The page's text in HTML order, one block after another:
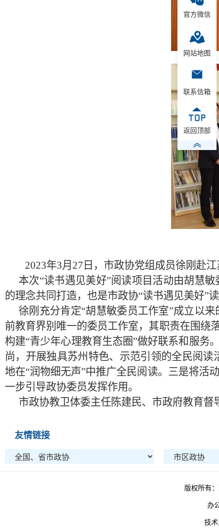
2023年3月27日，市政协党组成员徐刚 赴
本次“读书遇见美好”阅读项目活动由胡慧
的理念共同打造，也是市政协“读书遇见美好”
徐刚 充分肯定“胡慧敏委员工作室”成立以
前教育界别 唯一的委员工作室，其职责在围绕
构建“青少年心理教育生态圈”做好联系和服务
尚，开展独具苏州特色、示范引领的全民阅
地在“润物细无声”中推广全民阅读。三是将活
一步引导政协委员发挥作用。
市政协教卫体委主任陈建民、市政府教育
官方微信
网站地图
联系信箱
返回顶部
友情链接
版权所有
办
技